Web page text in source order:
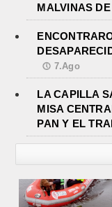
MALVINAS
7.Ago
LA CAPILLA
MISA
PAN Y EL